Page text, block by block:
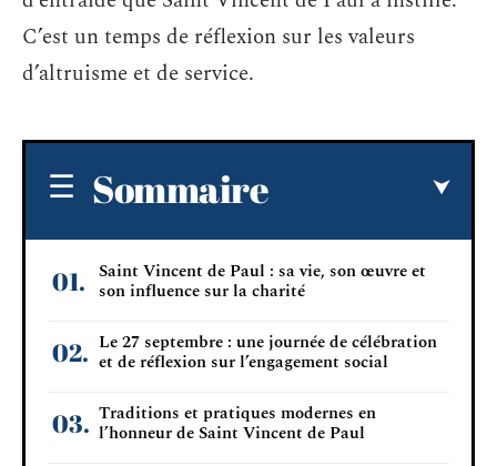
C’est un temps de réflexion sur les valeurs
d’altruisme et de service.
Sommaire
Saint Vincent de Paul : sa vie, son œuvre et
son influence sur la charité
Le 27 septembre : une journée de célébration
et de réflexion sur l’engagement social
Traditions et pratiques modernes en
l’honneur de Saint Vincent de Paul